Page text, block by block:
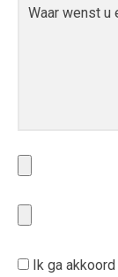
Ik ga